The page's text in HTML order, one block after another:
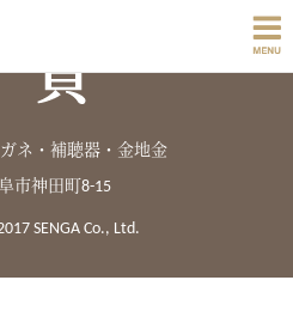
ネ・補聴器・金地金
市神田町8-15
SENGA Co., Ltd.